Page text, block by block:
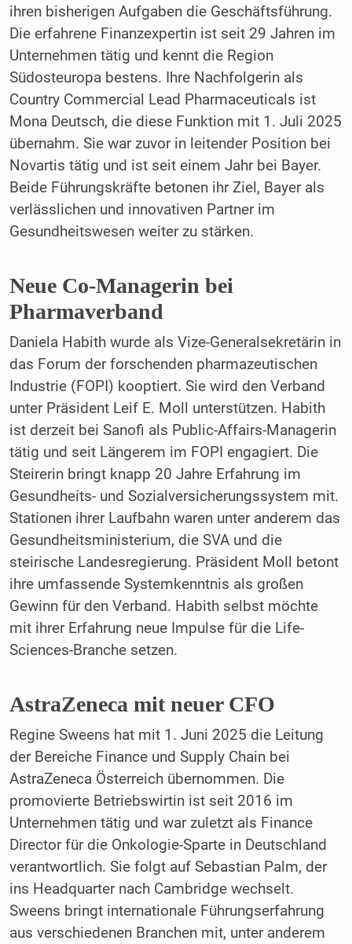
ihren bisherigen Aufgaben die Geschäftsführung.
Die erfahrene Finanzexpertin ist seit 29 Jahren im
Unternehmen tätig und kennt die Region
Südosteuropa bestens. Ihre Nachfolgerin als
Country Commercial Lead Pharmaceuticals ist
Mona Deutsch, die diese Funktion mit 1. Juli 2025
übernahm. Sie war zuvor in leitender Position bei
Novartis tätig und ist seit einem Jahr bei Bayer.
Beide Führungskräfte betonen ihr Ziel, Bayer als
verlässlichen und innovativen Partner im
Gesundheitswesen weiter zu stärken.
Neue Co-Managerin bei
Pharmaverband
Daniela Habith wurde als Vize-Generalsekretärin in
das Forum der forschenden pharmazeutischen
Industrie (FOPI) kooptiert. Sie wird den Verband
unter Präsident Leif E. Moll unterstützen. Habith
ist derzeit bei Sanofi als Public-Affairs-Managerin
tätig und seit Längerem im FOPI engagiert. Die
Steirerin bringt knapp 20 Jahre Erfahrung im
Gesundheits- und Sozialversicherungssystem mit.
Stationen ihrer Laufbahn waren unter anderem das
Gesundheitsministerium, die SVA und die
steirische Landesregierung. Präsident Moll betont
ihre umfassende Systemkenntnis als großen
Gewinn für den Verband. Habith selbst möchte
mit ihrer Erfahrung neue Impulse für die Life-
Sciences-Branche setzen.
AstraZeneca mit neuer CFO
Regine Sweens hat mit 1. Juni 2025 die Leitung
der Bereiche Finance und Supply Chain bei
AstraZeneca Österreich übernommen. Die
promovierte Betriebswirtin ist seit 2016 im
Unternehmen tätig und war zuletzt als Finance
Director für die Onkologie-Sparte in Deutschland
verantwortlich. Sie folgt auf Sebastian Palm, der
ins Headquarter nach Cambridge wechselt.
Sweens bringt internationale Führungserfahrung
aus verschiedenen Branchen mit, unter anderem